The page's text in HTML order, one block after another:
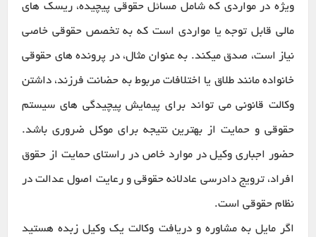
ویژه در مواردی که شامل مسائل حقوقی پیچیده، ریسک های
مالی قابل توجه یا مواردی است که به تخصص حقوقی خاصی
نیاز است، صدق میکند. به عنوان مثال، در پرونده های حقوقی
خانواده مانند طلاق یا اختلافات مربوط به حضانت فرزند، داشتن
وکالت قانونی می تواند برای پیمایش پیچیدگی های سیستم
حقوقی و حمایت از بهترین نتیجه برای موکل ضروری باشد.
حضور اجباری وکیل در موارد خاص در راستای حمایت از حقوق
افراد، ترویج دادرسی عادلانه حقوقی و رعایت اصول عدالت در
نظام حقوقی است.
اگر مایل به مشاوره و دریافت وکالت یک وکیل زبده هستید